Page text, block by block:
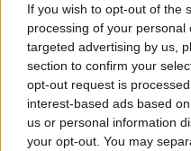
If you wish to opt-out of the
processing of your
targeted advertising by us,
section to confirm your
opt-out request is
interest-based ads based
us or personal information
your opt-out. You may
Ecco l'elenco dei prezzi del
Comune per comune gli
rifornimento.